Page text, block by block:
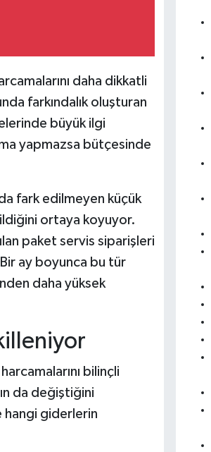
daha dikkatli
farkındalık oluşturan
büyük ilgi
yapmazsa bütçesinde
fark edilmeyen küçük
ortaya koyuyor.
paket servis siparişleri
ay boyunca bu tür
daha yüksek
bilinçli
da değiştiğini
hangi giderlerin